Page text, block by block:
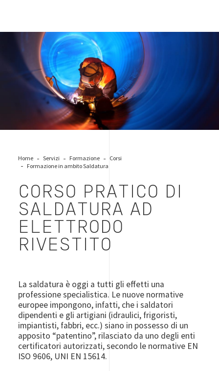
saldatura-giunzioni-permanenti
Home Servizi Formazione
Corsi
Formazione in ambito Saldatura
CORSO PRATICO DI
SALDATURA AD
ELETTRODO
RIVESTITO
La saldatura è oggi a tutti gli effetti una
professione specialistica. Le nuove normative
europee impongono, infatti, che i saldatori
dipendenti e gli artigiani (idraulici, frigoristi,
impiantisti, fabbri, ecc.) siano in possesso di un
apposito “patentino”, rilasciato da uno degli enti
certificatori autorizzati, secondo le normative EN
ISO 9606, UNI EN 15614.